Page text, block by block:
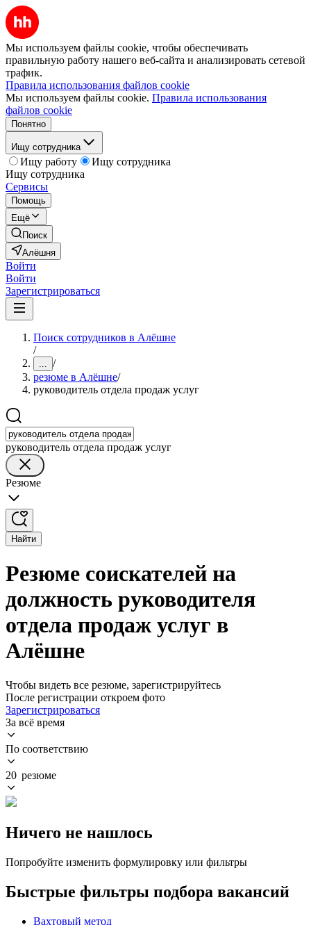
Мы используем файлы cookie, чтобы обеспечивать
правильную работу нашего веб-сайта и анализировать сетевой
трафик.
Правила использования файлов cookie
Мы используем файлы cookie. Правила использования
файлов cookie
Понятно
Ищу сотрудника
Ищу работу
Ищу сотрудника
Ищу сотрудника
Сервисы
Помощь
Ещё
Поиск
Алёшня
Войти
Войти
Зарегистрироваться
Поиск сотрудников в Алёшне
/
... /
резюме в Алёшне/
руководитель отдела продаж услуг
руководитель отдела продаж услуг
Резюме
Найти
Резюме соискателей на
должность руководителя
отдела продаж услуг в
Алёшне
Чтобы видеть все резюме, зарегистрируйтесь
После регистрации откроем фото
Зарегистрироваться
За всё время
По соответствию
20 резюме
Ничего не нашлось
Попробуйте изменить формулировку или фильтры
Быстрые фильтры подбора вакансий
Вахтовый метод